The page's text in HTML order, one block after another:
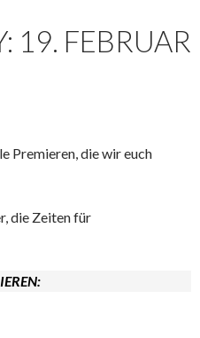
19. FEBRUAR
Premieren, die wir euch
die Zeiten für